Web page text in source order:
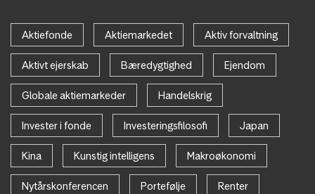
Aktiefonde Aktiemarkedet Aktiv forvaltning
Aktivt ejerskab Bæredygtighed Ejendom
Globale aktiemarkeder Handelskrig
Invester i fonde Investeringsfilosofi Japan
Kina Kunstig intelligens Makroøkonomi
Nytårskonferencen Portefølje Renter